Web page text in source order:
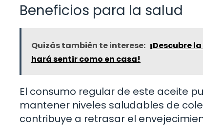
Beneficios para la salud
Quizás también te interese: ¡Descubre
hará sentir como en casa!
El consumo regular de este aceite
mantener niveles saludables de
contribuye a retrasar el